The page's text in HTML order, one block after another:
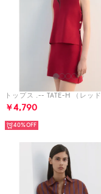
トップス .-- TATE-H （レッド
￥4,790
40%